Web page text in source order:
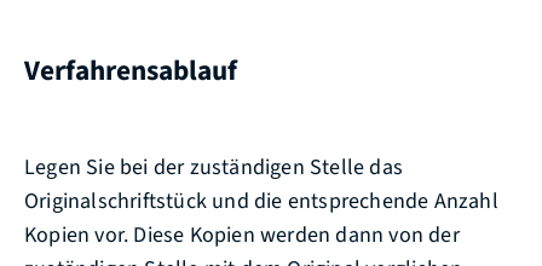
Verfahrensablauf
Legen Sie bei der zuständigen Stelle das
Originalschriftstück und die entsprechende Anzahl
Kopien vor. Diese Kopien werden dann von der